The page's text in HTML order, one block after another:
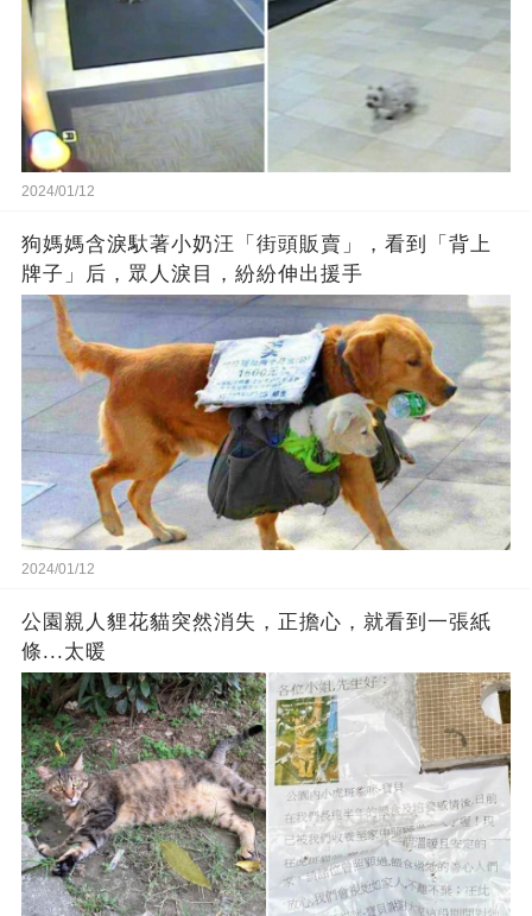
2024/01/12
狗媽媽含淚馱著小奶汪「街頭販賣」，看到「背上
牌子」后，眾人淚目，紛紛伸出援手
2024/01/12
公園親人貍花貓突然消失，正擔心，就看到一張紙
條...太暖